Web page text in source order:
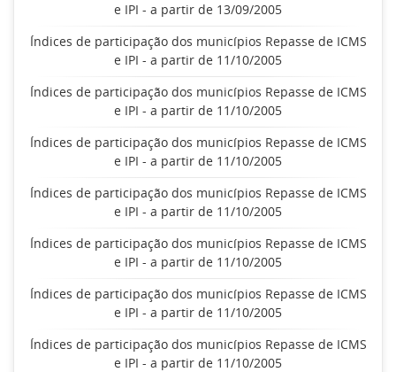
e IPI - a partir de 13/09/2005
Índices de participação dos municípios Repasse de ICMS
e IPI - a partir de 11/10/2005
Índices de participação dos municípios Repasse de ICMS
e IPI - a partir de 11/10/2005
Índices de participação dos municípios Repasse de ICMS
e IPI - a partir de 11/10/2005
Índices de participação dos municípios Repasse de ICMS
e IPI - a partir de 11/10/2005
Índices de participação dos municípios Repasse de ICMS
e IPI - a partir de 11/10/2005
Índices de participação dos municípios Repasse de ICMS
e IPI - a partir de 11/10/2005
Índices de participação dos municípios Repasse de ICMS
e IPI - a partir de 11/10/2005